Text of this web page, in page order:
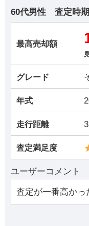
60代男性 査定時期
最高売却額
グレード
年式
走行距離
査定満足度
ユーザーコメント
査定が一番高かっ